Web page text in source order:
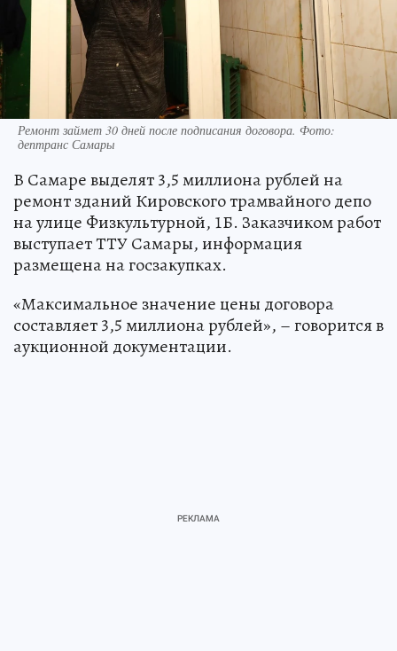
Ремонт займет 30 дней после подписания договора. Фото:
дептранс Самары
В Самаре выделят 3,5 миллиона рублей на
ремонт зданий Кировского трамвайного депо
на улице Физкультурной, 1Б. Заказчиком работ
выступает ТТУ Самары, информация
размещена на госзакупках.
«Максимальное значение цены договора
составляет 3,5 миллиона рублей», – говорится в
аукционной документации.